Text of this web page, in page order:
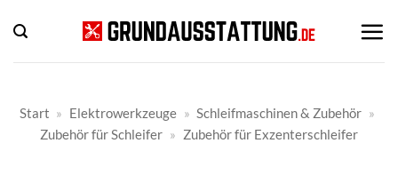
Inhalt
springen
Start » Elektrowerkzeuge » Schleifmaschinen & Zubehör »
Zubehör für Schleifer » Zubehör für Exzenterschleifer